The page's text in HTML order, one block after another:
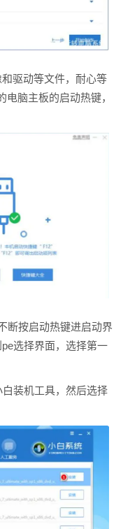
驱动等文件，耐心等
脑主板的启动热键，
断按启动热键进启动界
选择界面，选择第一
装机工具，然后选择